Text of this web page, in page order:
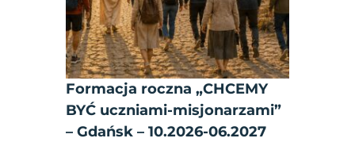
Formacja roczna „CHCEMY
BYĆ uczniami-misjonarzami”
– Gdańsk – 10.2026-06.2027